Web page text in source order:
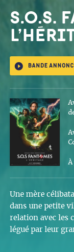
S.O.S.
Bande
Une mère
dans une petite
relation avec les
légué par leur
À